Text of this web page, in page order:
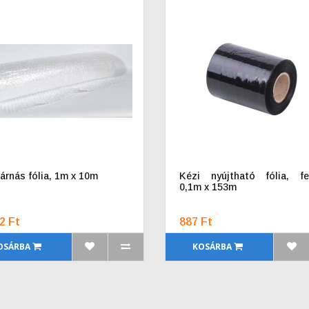
fólia, 1m x 10m
Ft
Kézi nyújtható fólia,
0,1m x 153m
887 Ft
KOSÁRBA